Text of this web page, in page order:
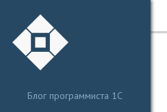
Блог программиста 1С